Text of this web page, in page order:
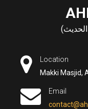
الحديث)
Location
Makki Masjid,
Email